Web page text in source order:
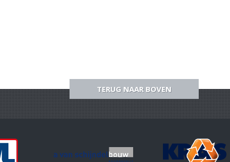
TERUG NAAR BOVEN